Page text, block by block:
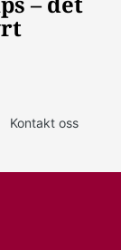
Kontakt oss